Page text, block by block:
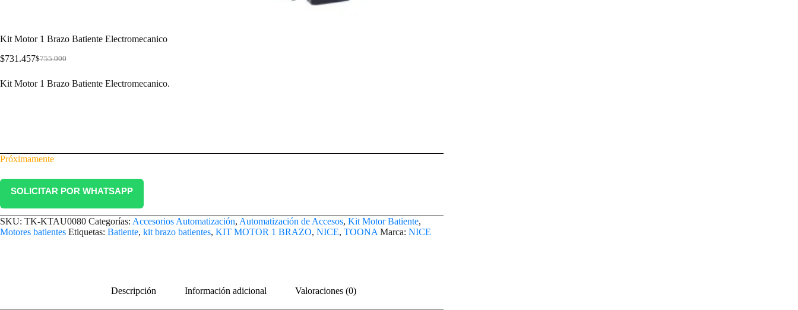
Kit Motor 1 Brazo Batiente Electromecanico
$755.000
$731.457
Kit Motor 1 Brazo Batiente Electromecanico.
Próximamente
SOLICITAR POR WHATSAPP
SKU: TK-KTAU0080 Categorías: Accesorios Automatización, Automatización de Accesos, Kit Motor Batiente,
Motores batientes Etiquetas: Batiente, kit brazo batientes, KIT MOTOR 1 BRAZO, NICE, TOONA Marca: NICE
Descripción Información adicional Valoraciones (0)